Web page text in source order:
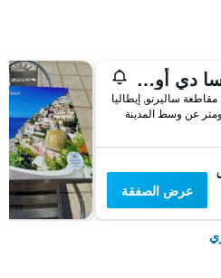
لا كاسا دي أورورا
ساليرنو, إيطاليا
عرض الصفقة